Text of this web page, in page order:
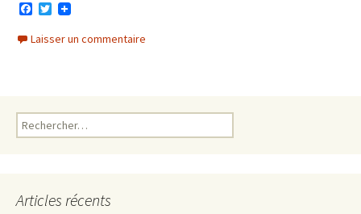
c
e
T
i
t
Laisser un commentaire
Rechercher :
Articles récents